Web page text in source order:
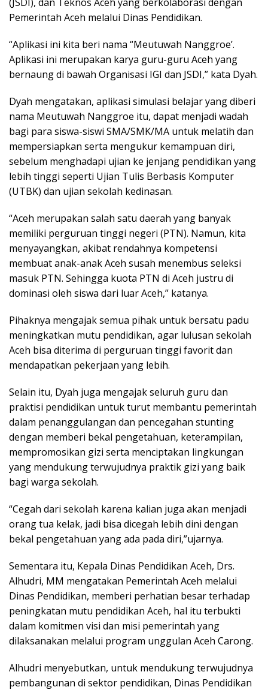
Pemerintah Aceh melalui Dinas Pendidikan.
“Aplikasi ini kita beri nama “Meutuwah Nanggroe’.
Aplikasi ini merupakan karya guru-guru Aceh yang
bernaung di bawah Organisasi IGI dan JSDI,” kata Dyah.
Dyah mengatakan, aplikasi simulasi belajar yang diberi
nama Meutuwah Nanggroe itu, dapat menjadi wadah
bagi para siswa-siswi SMA/SMK/MA untuk melatih dan
mempersiapkan serta mengukur kemampuan diri,
sebelum menghadapi ujian ke jenjang pendidikan yang
lebih tinggi seperti Ujian Tulis Berbasis Komputer
(UTBK) dan ujian sekolah kedinasan.
“Aceh merupakan salah satu daerah yang banyak
memiliki perguruan tinggi negeri (PTN). Namun, kita
menyayangkan, akibat rendahnya kompetensi
membuat anak-anak Aceh susah menembus seleksi
masuk PTN. Sehingga kuota PTN di Aceh justru di
dominasi oleh siswa dari luar Aceh,” katanya.
Pihaknya mengajak semua pihak untuk bersatu padu
meningkatkan mutu pendidikan, agar lulusan sekolah
Aceh bisa diterima di perguruan tinggi favorit dan
mendapatkan pekerjaan yang lebih.
Selain itu, Dyah juga mengajak seluruh guru dan
praktisi pendidikan untuk turut membantu pemerintah
dalam penanggulangan dan pencegahan stunting
dengan memberi bekal pengetahuan, keterampilan,
mempromosikan gizi serta menciptakan lingkungan
yang mendukung terwujudnya praktik gizi yang baik
bagi warga sekolah.
“Cegah dari sekolah karena kalian juga akan menjadi
orang tua kelak, jadi bisa dicegah lebih dini dengan
bekal pengetahuan yang ada pada diri,”ujarnya.
Sementara itu, Kepala Dinas Pendidikan Aceh, Drs.
Alhudri, MM mengatakan Pemerintah Aceh melalui
Dinas Pendidikan, memberi perhatian besar terhadap
peningkatan mutu pendidikan Aceh, hal itu terbukti
dalam komitmen visi dan misi pemerintah yang
dilaksanakan melalui program unggulan Aceh Carong.
Alhudri menyebutkan, untuk mendukung terwujudnya
pembangunan di sektor pendidikan, Dinas Pendidikan